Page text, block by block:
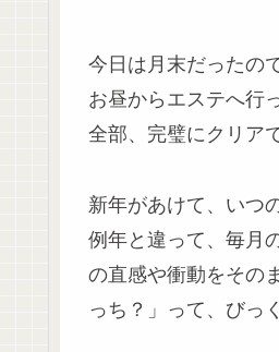
今日は月末だったの
お昼からエステへ行
全部、完璧にクリア
新年があけて、いつ
例年と違って、毎月
の直感や衝動をその
っち？」って、びっ